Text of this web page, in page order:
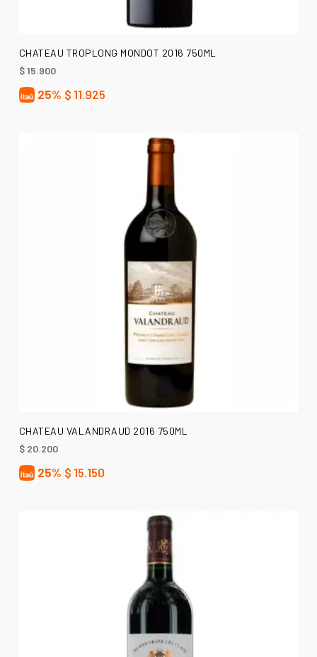
AÑADIR AL CARRITO
CHATEAU TROPLONG MONDOT 2016 750ML
$15.900
25% $ 11.925
AÑADIR AL CARRITO
CHATEAU VALANDRAUD 2016 750ML
$20.200
25% $ 15.150